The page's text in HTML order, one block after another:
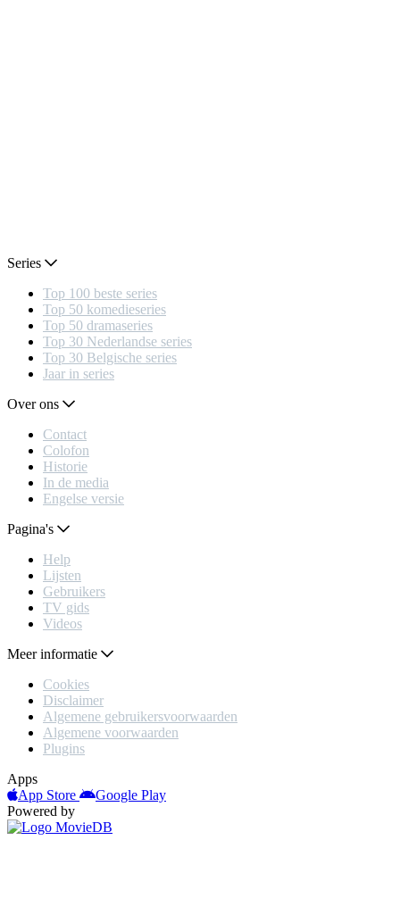
Series
Top 100 beste series
Top 50 komedieseries
Top 50 dramaseries
Top 30 Nederlandse series
Top 30 Belgische series
Jaar in series
Over ons
Contact
Colofon
Historie
In de media
Engelse versie
Pagina's
Help
Lijsten
Gebruikers
TV gids
Videos
Meer informatie
Cookies
Disclaimer
Algemene gebruikersvoorwaarden
Algemene voorwaarden
Plugins
Apps
App Store
Google Play
Powered by